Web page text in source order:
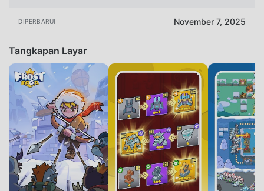
DIPERBARUI November 7, 2025
Tangkapan Layar